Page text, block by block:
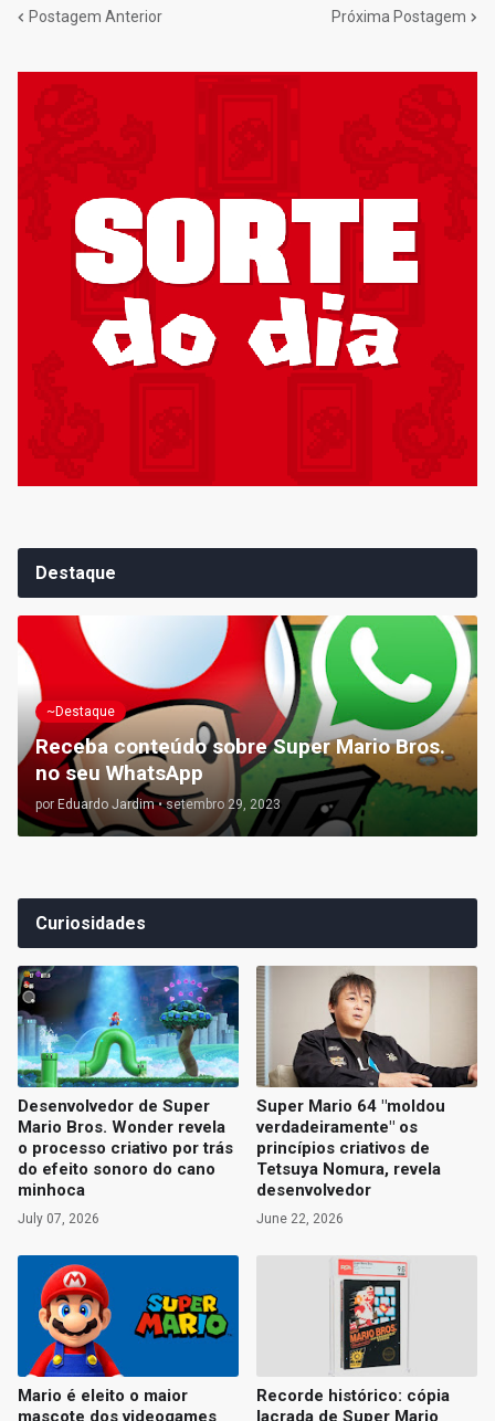
Postagem Anterior Próxima Postagem
Destaque
~Destaque
Receba conteúdo sobre Super Mario Bros.
no seu WhatsApp
por Eduardo Jardim • setembro 29, 2023
Curiosidades
Desenvolvedor de Super
Mario Bros. Wonder revela
o processo criativo por trás
do efeito sonoro do cano
minhoca
July 07, 2026
Super Mario 64 "moldou
verdadeiramente" os
princípios criativos de
Tetsuya Nomura, revela
desenvolvedor
June 22, 2026
Mario é eleito o maior
mascote dos videogames
Recorde histórico: cópia
lacrada de Super Mario